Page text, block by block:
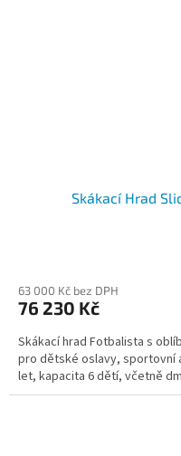
Skákací Hrad
63 000 Kč bez DPH
76 230 Kč
Skákací hrad Fotbalista s
pro dětské oslavy, sportovní
let, kapacita 6 dětí, včetně